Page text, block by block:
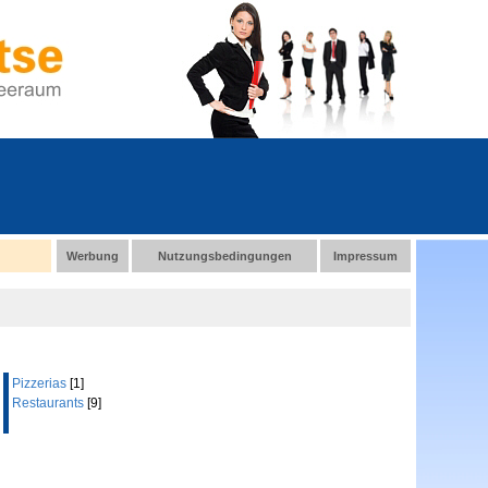
Werbung Nutzungsbedingungen Impressum
Pizzerias [1]
Restaurants [9]